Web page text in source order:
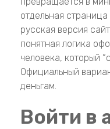
отдельная
русская версия
понятная логика
человека, который
Официальный
деньгам.
Войти в